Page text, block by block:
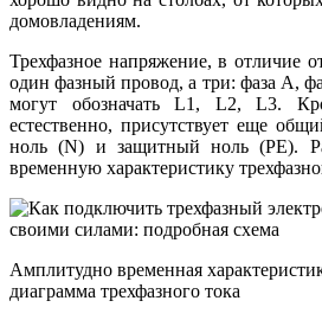
домовладениям.
Трехфазное напряжение, в отличие
один фазный провод, а три: фаза A,
могут обозначать L1, L2, L3.
естественно, присутствует еще
ноль (N) и защитный ноль (PE).
временную характеристику
Амплитудно временная
диаграмма трехфазного тока